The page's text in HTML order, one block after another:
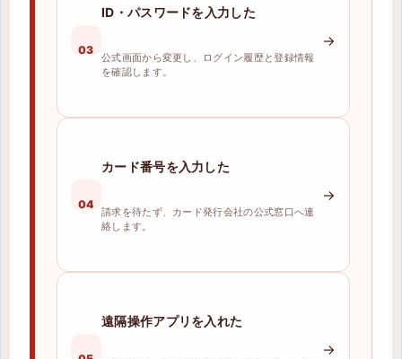
03
ID・パスワードを入力した
公式画面から変更し、ログイン履歴と登録情報
を確認します。
→
04
カード番号を入力した
請求を待たず、カード発行会社の公式窓口へ連
絡します。
→
遠隔操作アプリを入れた
→